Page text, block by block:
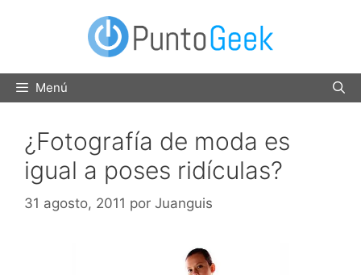
Menú
¿Fotografía de moda es
igual a poses ridículas?
31 agosto, 2011 por Juanguis